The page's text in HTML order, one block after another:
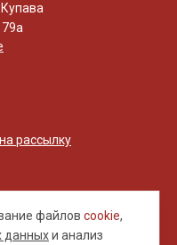
файловcookie,
данныхи анализ
рассылку